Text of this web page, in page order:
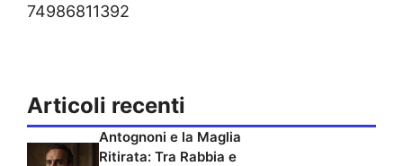
74986811392
Articoli recenti
Antognoni e la Maglia
Ritirata: Tra Rabbia e